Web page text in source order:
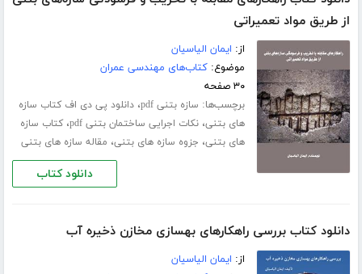
از طریق مواد تعمیراتی
از: ایمان الیاسیان
موضوع:کتاب‌های مهندسی عمران
۳۰ صفحه
برچسب‌ها: سازه بتنی pdf ،دانلود پی دی اف کتاب سازه
های بتنی،نکات اجرایی ساختمان بتنی pdf ،کتاب سازه
های بتنی، جزوه سازه های بتنی، مقاله سازه های بتنی
دانلود کتاب
دانلود کتاب بررسی راهکارهای بهسازی مخازن ذخیره آب
از: ایمان الیاسیان